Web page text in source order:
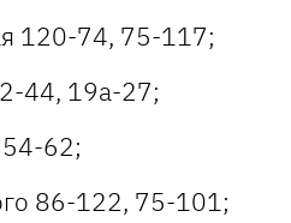
120-74, 75-117;
44, 19а-27;
54-62;
86-122, 75-101;